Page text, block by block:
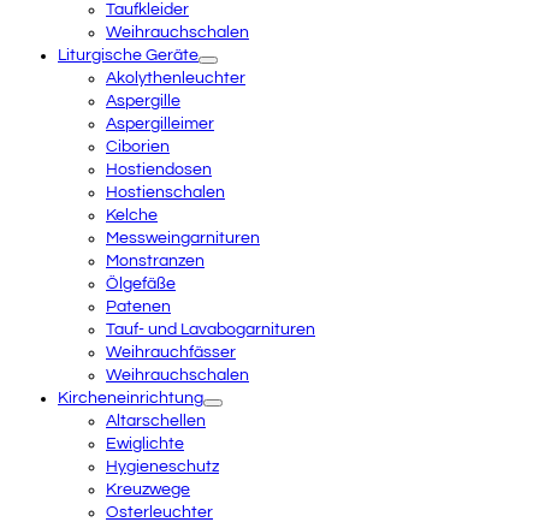
Taufkleider
Weihrauchschalen
Liturgische Geräte
Akolythenleuchter
Aspergille
Aspergilleimer
Ciborien
Hostiendosen
Hostienschalen
Kelche
Messweingarnituren
Monstranzen
Ölgefäße
Patenen
Tauf- und Lavabogarnituren
Weihrauchfässer
Weihrauchschalen
Kircheneinrichtung
Altarschellen
Ewiglichte
Hygieneschutz
Kreuzwege
Osterleuchter